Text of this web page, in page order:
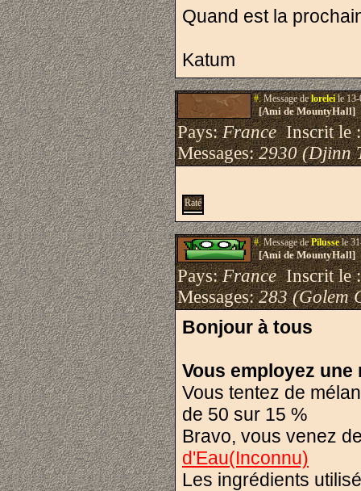
Quand est la
Katum
#.Message deloreleile 13-
[Ami de MountyHall]
Pays:FranceInscrit le
Messages:2930 (Djinn
Raté
#.Message dePilussele
[Ami de MountyHall]
Pays:FranceInscrit le
Messages:283 (Golem
Bonjour à tous
Vous employez
Vous tentez de
de 50 sur 15 %
Bravo, vous venez
d'Eau(Inconnu)
Les ingrédients